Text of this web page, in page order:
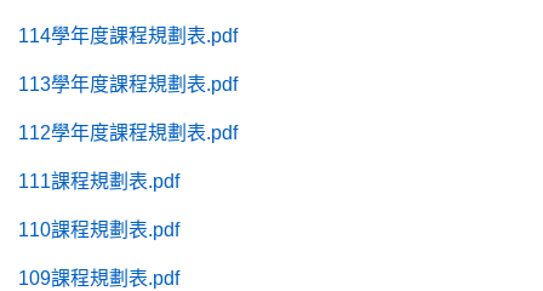
114學年度課程規劃表.pdf
113學年度課程規劃表.pdf
112學年度課程規劃表.pdf
111課程規劃表.pdf
110課程規劃表.pdf
109課程規劃表.pdf